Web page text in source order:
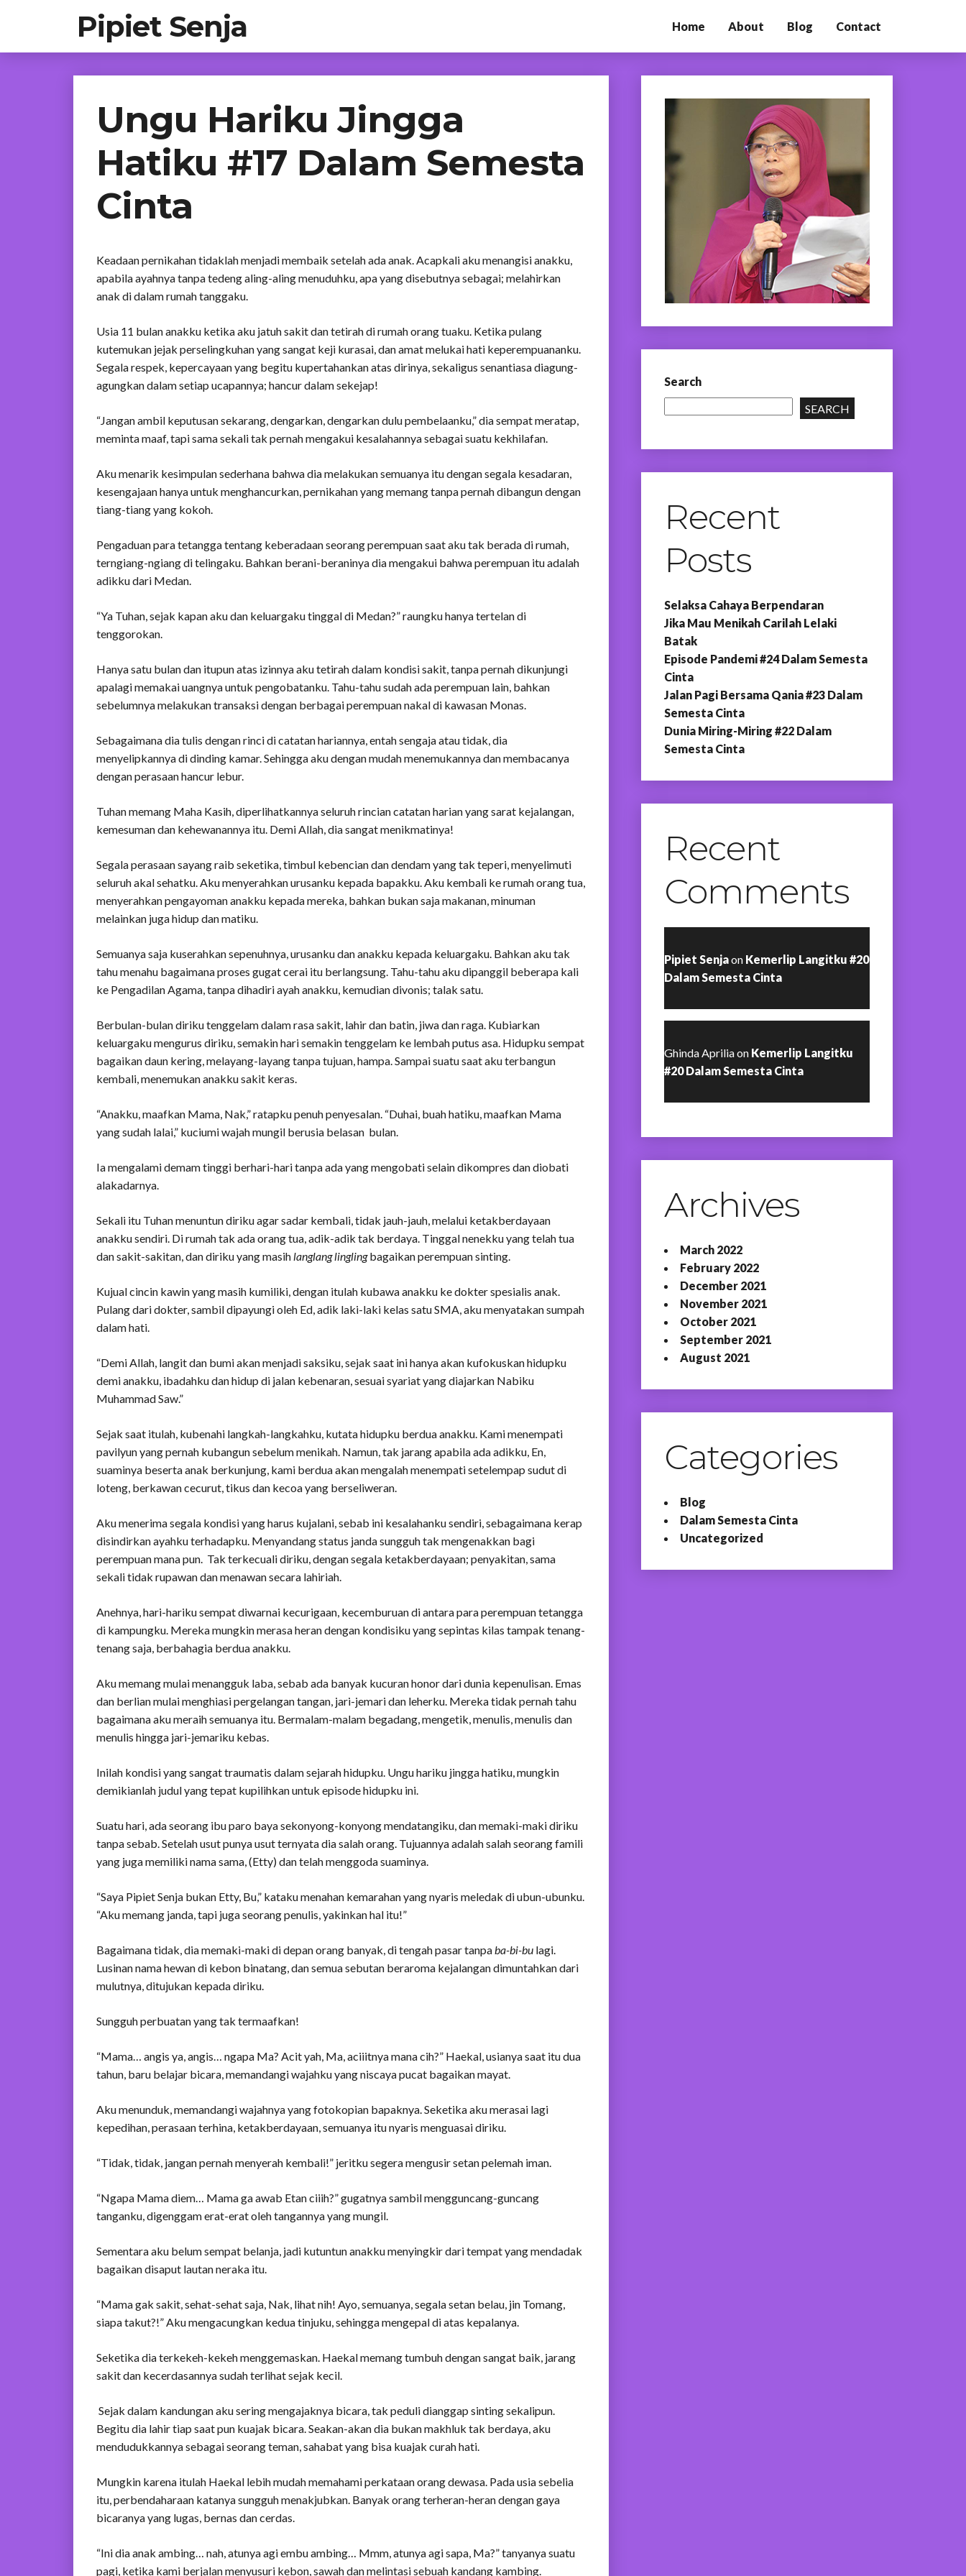
Pipiet Senja Home About Blog Contact
Ungu Hariku Jingga
Hatiku #17 Dalam Semesta
Cinta
Keadaan pernikahan tidaklah menjadi membaik setelah ada anak. Acapkali aku menangisi anakku,
apabila ayahnya tanpa tedeng aling-aling menuduhku, apa yang disebutnya sebagai; melahirkan
anak di dalam rumah tanggaku.
Usia 11 bulan anakku ketika aku jatuh sakit dan tetirah di rumah orang tuaku. Ketika pulang
kutemukan jejak perselingkuhan yang sangat keji kurasai, dan amat melukai hati keperempuananku.
Segala respek, kepercayaan yang begitu kupertahankan atas dirinya, sekaligus senantiasa diagung-
agungkan dalam setiap ucapannya; hancur dalam sekejap!
“Jangan ambil keputusan sekarang, dengarkan, dengarkan dulu pembelaanku,” dia sempat meratap,
meminta maaf, tapi sama sekali tak pernah mengakui kesalahannya sebagai suatu kekhilafan.
Aku menarik kesimpulan sederhana bahwa dia melakukan semuanya itu dengan segala kesadaran,
kesengajaan hanya untuk menghancurkan, pernikahan yang memang tanpa pernah dibangun dengan
tiang-tiang yang kokoh.
Pengaduan para tetangga tentang keberadaan seorang perempuan saat aku tak berada di rumah,
terngiang-ngiang di telingaku. Bahkan berani-beraninya dia mengakui bahwa perempuan itu adalah
adikku dari Medan.
“Ya Tuhan, sejak kapan aku dan keluargaku tinggal di Medan?” raungku hanya tertelan di
tenggorokan.
Hanya satu bulan dan itupun atas izinnya aku tetirah dalam kondisi sakit, tanpa pernah dikunjungi
apalagi memakai uangnya untuk pengobatanku. Tahu-tahu sudah ada perempuan lain, bahkan
sebelumnya melakukan transaksi dengan berbagai perempuan nakal di kawasan Monas.
Sebagaimana dia tulis dengan rinci di catatan hariannya, entah sengaja atau tidak, dia
menyelipkannya di dinding kamar. Sehingga aku dengan mudah menemukannya dan membacanya
dengan perasaan hancur lebur.
Tuhan memang Maha Kasih, diperlihatkannya seluruh rincian catatan harian yang sarat kejalangan,
kemesuman dan kehewanannya itu. Demi Allah, dia sangat menikmatinya!
Segala perasaan sayang raib seketika, timbul kebencian dan dendam yang tak teperi, menyelimuti
seluruh akal sehatku. Aku menyerahkan urusanku kepada bapakku. Aku kembali ke rumah orang tua,
menyerahkan pengayoman anakku kepada mereka, bahkan bukan saja makanan, minuman
melainkan juga hidup dan matiku.
Semuanya saja kuserahkan sepenuhnya, urusanku dan anakku kepada keluargaku. Bahkan aku tak
tahu menahu bagaimana proses gugat cerai itu berlangsung. Tahu-tahu aku dipanggil beberapa kali
ke Pengadilan Agama, tanpa dihadiri ayah anakku, kemudian divonis; talak satu.
Berbulan-bulan diriku tenggelam dalam rasa sakit, lahir dan batin, jiwa dan raga. Kubiarkan
keluargaku mengurus diriku, semakin hari semakin tenggelam ke lembah putus asa. Hidupku sempat
bagaikan daun kering, melayang-layang tanpa tujuan, hampa. Sampai suatu saat aku terbangun
kembali, menemukan anakku sakit keras.
“Anakku, maafkan Mama, Nak,” ratapku penuh penyesalan. “Duhai, buah hatiku, maafkan Mama
yang sudah lalai,” kuciumi wajah mungil berusia belasan bulan.
Ia mengalami demam tinggi berhari-hari tanpa ada yang mengobati selain dikompres dan diobati
alakadarnya.
Sekali itu Tuhan menuntun diriku agar sadar kembali, tidak jauh-jauh, melalui ketakberdayaan
anakku sendiri. Di rumah tak ada orang tua, adik-adik tak berdaya. Tinggal nenekku yang telah tua
dan sakit-sakitan, dan diriku yang masih langlang linglingbagaikan perempuan sinting.
Kujual cincin kawin yang masih kumiliki, dengan itulah kubawa anakku ke dokter spesialis anak.
Pulang dari dokter, sambil dipayungi oleh Ed, adik laki-laki kelas satu SMA, aku menyatakan sumpah
dalam hati.
“Demi Allah, langit dan bumi akan menjadi saksiku, sejak saat ini hanya akan kufokuskan hidupku
demi anakku, ibadahku dan hidup di jalan kebenaran, sesuai syariat yang diajarkan Nabiku
Muhammad Saw.”
Sejak saat itulah, kubenahi langkah-langkahku, kutata hidupku berdua anakku. Kami menempati
pavilyun yang pernah kubangun sebelum menikah. Namun, tak jarang apabila ada adikku, En,
suaminya beserta anak berkunjung, kami berdua akan mengalah menempati setelempap sudut di
loteng, berkawan cecurut, tikus dan kecoa yang berseliweran.
Aku menerima segala kondisi yang harus kujalani, sebab ini kesalahanku sendiri, sebagaimana kerap
disindirkan ayahku terhadapku. Menyandang status janda sungguh tak mengenakkan bagi
perempuan mana pun. Tak terkecuali diriku, dengan segala ketakberdayaan; penyakitan, sama
sekali tidak rupawan dan menawan secara lahiriah.
Anehnya, hari-hariku sempat diwarnai kecurigaan, kecemburuan di antara para perempuan tetangga
di kampungku. Mereka mungkin merasa heran dengan kondisiku yang sepintas kilas tampak tenang-
tenang saja, berbahagia berdua anakku.
Aku memang mulai menangguk laba, sebab ada banyak kucuran honor dari dunia kepenulisan. Emas
dan berlian mulai menghiasi pergelangan tangan, jari-jemari dan leherku. Mereka tidak pernah tahu
bagaimana aku meraih semuanya itu. Bermalam-malam begadang, mengetik, menulis, menulis dan
menulis hingga jari-jemariku kebas.
Inilah kondisi yang sangat traumatis dalam sejarah hidupku. Ungu hariku jingga hatiku, mungkin
demikianlah judul yang tepat kupilihkan untuk episode hidupku ini.
Suatu hari, ada seorang ibu paro baya sekonyong-konyong mendatangiku, dan memaki-maki diriku
tanpa sebab. Setelah usut punya usut ternyata dia salah orang. Tujuannya adalah salah seorang famili
yang juga memiliki nama sama, (Etty) dan telah menggoda suaminya.
“Saya Pipiet Senja bukan Etty, Bu,” kataku menahan kemarahan yang nyaris meledak di ubun-ubunku.
“Aku memang janda, tapi juga seorang penulis, yakinkan hal itu!”
Bagaimana tidak, dia memaki-maki di depan orang banyak, di tengah pasar tanpaba-bi-bu lagi.
Lusinan nama hewan di kebon binatang, dan semua sebutan beraroma kejalangan dimuntahkan dari
mulutnya, ditujukan kepada diriku.
Sungguh perbuatan yang tak termaafkan!
“Mama… angis ya, angis… ngapa Ma? Acit yah, Ma, aciiitnya mana cih?” Haekal, usianya saat itu dua
tahun, baru belajar bicara, memandangi wajahku yang niscaya pucat bagaikan mayat.
Aku menunduk, memandangi wajahnya yang fotokopian bapaknya. Seketika aku merasai lagi
kepedihan, perasaan terhina, ketakberdayaan, semuanya itu nyaris menguasai diriku.
“Tidak, tidak, jangan pernah menyerah kembali!” jeritku segera mengusir setan pelemah iman.
“Ngapa Mama diem… Mama ga awab Etan ciiih?” gugatnya sambil mengguncang-guncang
tanganku, digenggam erat-erat oleh tangannya yang mungil.
Sementara aku belum sempat belanja, jadi kutuntun anakku menyingkir dari tempat yang mendadak
bagaikan disaput lautan neraka itu.
“Mama gak sakit, sehat-sehat saja, Nak, lihat nih! Ayo, semuanya, segala setan belau, jin Tomang,
siapa takut?!” Aku mengacungkan kedua tinjuku, sehingga mengepal di atas kepalanya.
Seketika dia terkekeh-kekeh menggemaskan. Haekal memang tumbuh dengan sangat baik, jarang
sakit dan kecerdasannya sudah terlihat sejak kecil.
Sejak dalam kandungan aku sering mengajaknya bicara, tak peduli dianggap sinting sekalipun.
Begitu dia lahir tiap saat pun kuajak bicara. Seakan-akan dia bukan makhluk tak berdaya, aku
mendudukkannya sebagai seorang teman, sahabat yang bisa kuajak curah hati.
Mungkin karena itulah Haekal lebih mudah memahami perkataan orang dewasa. Pada usia sebelia
itu, perbendaharaan katanya sungguh menakjubkan. Banyak orang terheran-heran dengan gaya
bicaranya yang lugas, bernas dan cerdas.
“Ini dia anak ambing… nah, atunya agi embu ambing… Mmm, atunya agi sapa, Ma?” tanyanya suatu
pagi, ketika kami berjalan menyusuri kebon, sawah dan melintasi sebuah kandang kambing.
Search
SEARCH
Recent
Posts
Selaksa Cahaya Berpendaran
Jika Mau Menikah Carilah Lelaki
Batak
Episode Pandemi #24 Dalam Semesta
Cinta
Jalan Pagi Bersama Qania #23 Dalam
Semesta Cinta
Dunia Miring-Miring #22 Dalam
Semesta Cinta
Recent
Comments
Pipiet Senjaon Kemerlip Langitku #20
Dalam Semesta Cinta
Ghinda Apriliaon Kemerlip Langitku
#20 Dalam Semesta Cinta
Archives
March 2022
February 2022
December 2021
November 2021
October 2021
September 2021
August 2021
Categories
Blog
Dalam Semesta Cinta
Uncategorized